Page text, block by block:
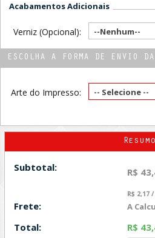
Acabamentos Adicionais
Verniz (Opcional): --Nenhum--
ESCOLHA A FORMA DE ENVIO
Arte do Impresso: -- Selecione --
Resumo
Subtotal: R$
R$ 2,17
Frete: A
Total: R$